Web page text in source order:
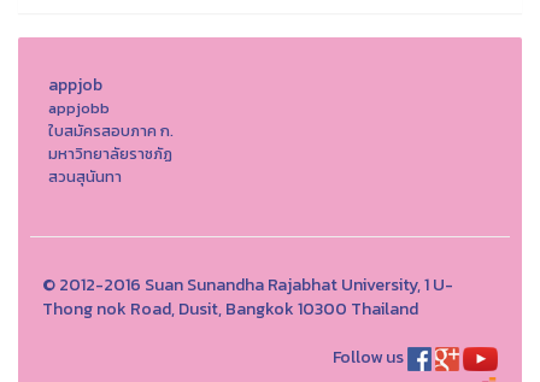
appjob
appjobb
ใบสมัครสอบภาค ก.
มหาวิทยาลัยราชภัฏ
สวนสุนันทา
© 2012-2016 Suan Sunandha Rajabhat University, 1 U-
Thong nok Road, Dusit, Bangkok 10300 Thailand
Follow us